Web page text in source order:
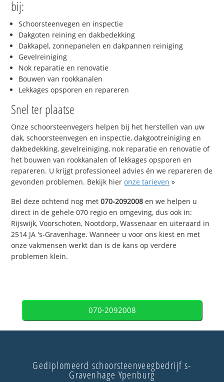
bij:
Schoorsteenvegen en inspectie
Dakgoten reining en dakbedekking
Dakkapel, zonnepanelen en dakpannen reiniging
Gevelreiniging
Nok reparatie en renovatie
Bouwen van rookkanalen
Lekkages opsporen en repareren
Snel ter plaatse
Onze schoorsteenvegers helpen bij het herstellen van uw
dak, schoorsteenvegen en inspectie, dakgootreiniging en
dakbedekking, gevelreiniging, nok reparatie en renovatie of
het bouwen van rookkanalen of lekkages opsporen en
repareren. U krijgt professioneel advies én we repareren de
gevonden problemen. Bekijk hieronze tarieven »
Bel deze ochtend nog met070-2092008 en we helpen u
direct in de gehele 070 regio en omgeving, dus ook in:
Rijswijk, Voorschoten, Nootdorp, Wassenaar en uiteraard in
2514 JA 's-Gravenhage. Wanneer u voor ons kiest en met
onze vakmensen werkt dan is de kans op verdere
problemen klein.
070-2092008
Gediplomeerd schoorsteenveegbedrijf s-
Gravenhage Ypenburg